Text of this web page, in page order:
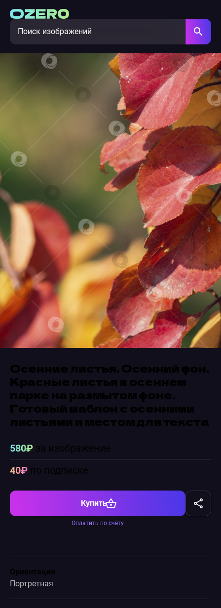
Осенние листья. Осенний фон.
Красные листья в осеннем
парке на размытом фоне.
Готовый шаблон с осенними
листьями и местом для текста
580₽за изображение
40₽по подписке
Купить
Оплатить по счёту
Ориентация
Портретная